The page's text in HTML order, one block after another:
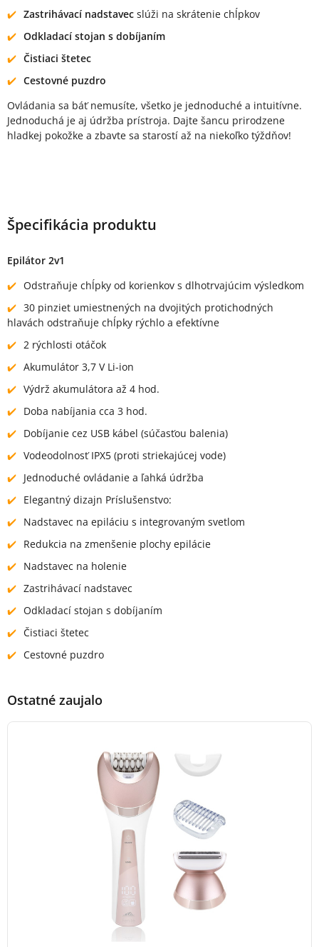
Zastrihávací nadstavec slúži na skrátenie chĺpkov
Odkladací stojan s dobíjaním
Čistiaci štetec
Cestovné puzdro
Ovládania sa báť nemusíte, všetko je jednoduché a intuitívne.
Jednoduchá je aj údržba prístroja. Dajte šancu prirodzene
hladkej pokožke a zbavte sa starostí až na niekoľko týždňov!
Špecifikácia produktu
Epilátor 2v1
Odstraňuje chĺpky od korienkov s dlhotrvajúcim výsledkom
30 pinziet umiestnených na dvojitých protichodných
hlavách odstraňuje chĺpky rýchlo a efektívne
2 rýchlosti otáčok
Akumulátor 3,7 V Li-ion
Výdrž akumulátora až 4 hod.
Doba nabíjania cca 3 hod.
Dobíjanie cez USB kábel (súčasťou balenia)
Vodeodolnosť IPX5 (proti striekajúcej vode)
Jednoduché ovládanie a ľahká údržba
Elegantný dizajn Príslušenstvo:
Nadstavec na epiláciu s integrovaným svetlom
Redukcia na zmenšenie plochy epilácie
Nadstavec na holenie
Zastrihávací nadstavec
Odkladací stojan s dobíjaním
Čistiaci štetec
Cestovné puzdro
Ostatné zaujalo